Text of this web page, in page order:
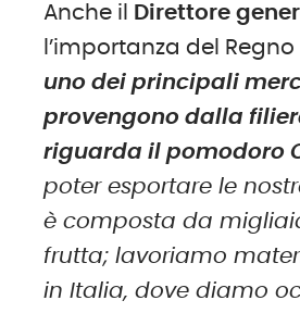
Anche il Direttore
l’importanza del
uno dei principali
provengono dalla
riguarda il pomodoro
poter esportare le
è composta da
frutta; lavoriamo
in Italia, dove diamo